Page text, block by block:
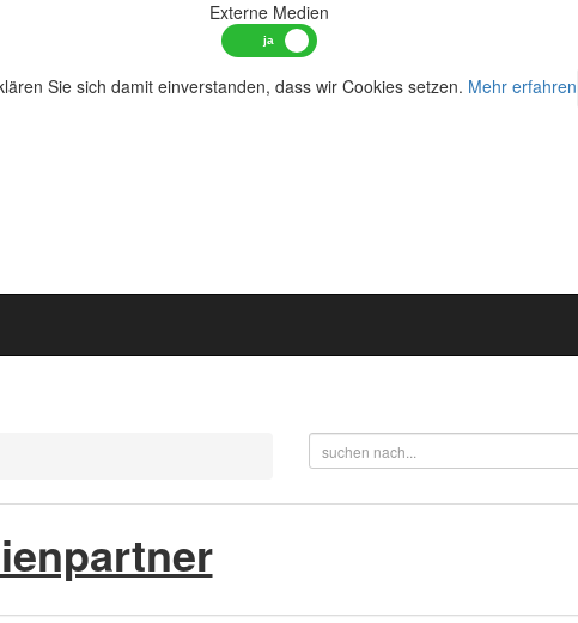
Externe Medien
Sie sich damit einverstanden, dass wir Cookies setzen. Mehr erfahren